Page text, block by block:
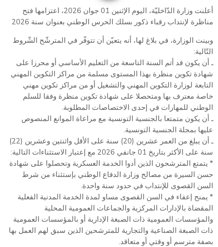
أعلنت وزارة الدّاخليّة، اليوم الإثنين 01 جوان 2026، اعتزامها فتح
مناظرة لإنتداب رقباء ذكور بسلك الحرس الوطني بعنوان سنة 2026
وبينت الوزارة، في بلاغ لها، أنه يتعيّن أن تتوفّر في المترشّح الشّروط
التّالية:
ـ أن يكون قد أتم السنة التاسعة من التعليم الأساسي أو محرزا على
شهادة تكوين منظرة بهذا المستوى مسلمة من مراكز التكوين المهني
التابعة لوزارة التكوين المهني والتشغيل أو من مراكز تكوين مهني
خاصة معترف بها ومتحصلا على شهادة تكوين منظرة وفقا للسلم
الوطني للمهارات في إحدى الاختصاصات المطلوبة.
ـ أن يكون متمتعا بالجنسية التونسية مع مراعاة الموانع المنصوص
عليها بمجلة الجنسية التونسية.
ـ أن يبلغ من العمر عشرين (20) سنة على الأقل واثنتين وعشرين (22)
سنة على الأكثر بتاريخ 01 جانفي 2026 مع إعتبار الاستثناءات التالية:
* يتمتع المترشحون الذين أدوا الخدمة العسكرية وتحصلوا على شهادة
حسن السيرة من مصالح وزارة الدفاع الوطني بإستثناء من شرط
السن القصوى للإنتداب في حدود سنة واحدة.
* يمنح إعفاء في السن القصوى مساو لمدة الخدمة المدنية الفعلية
المقضاة بالإدارات المركزية والجماعات العمومية المحلية
والمؤسسات العمومية ذات الصبغة الإدارية أو بالمؤسسات العمومية
ذات الصبغة الصناعية والتجارية للمترشحين الذين سبق لهم العمل بها
بصفة مترسم أو وقتي أو متعاقد.